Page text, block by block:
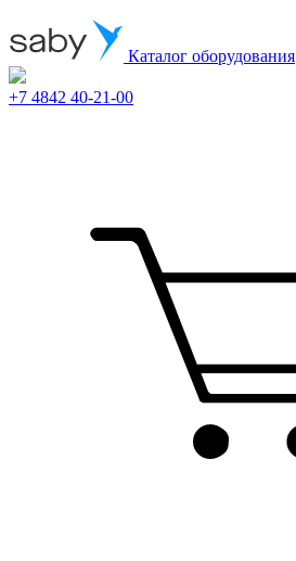
Каталог оборудования
+7 4842 40-21-00